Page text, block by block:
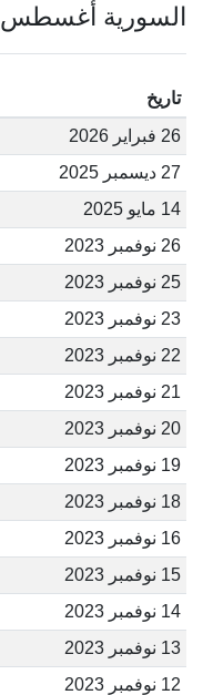
السورية أغسطس 2026
تاريخ
26 فبراير 2026
27 ديسمبر 2025
14 مايو 2025
26 نوفمبر 2023
25 نوفمبر 2023
23 نوفمبر 2023
22 نوفمبر 2023
21 نوفمبر 2023
20 نوفمبر 2023
19 نوفمبر 2023
18 نوفمبر 2023
16 نوفمبر 2023
15 نوفمبر 2023
14 نوفمبر 2023
13 نوفمبر 2023
12 نوفمبر 2023